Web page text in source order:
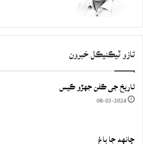
تازو ٽيڪنيڪل خبرون
تاريخ جي ڪفن جھڙو ڪيس
08-03-2024
چانهه جا باغ